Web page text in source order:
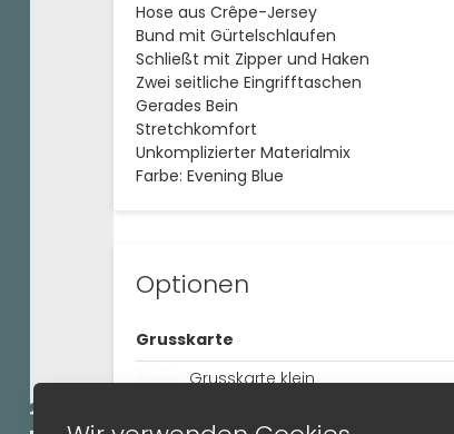
Hose aus Crêpe-Jersey
Bund mit Gürtelschlaufen
Schließt mit Zipper und Haken
Zwei seitliche Eingrifftaschen
Gerades Bein
Stretchkomfort
Unkomplizierter Materialmix
Farbe: Evening Blue
Optionen
Grusskarte
Grusskarte klein